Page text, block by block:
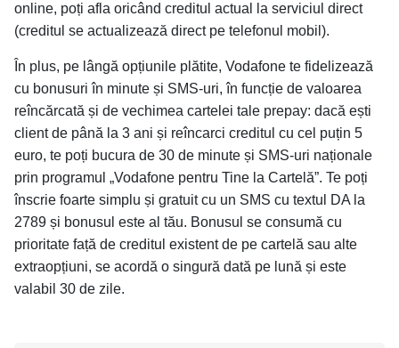
online, poți afla oricând creditul actual la serviciul direct
(creditul se actualizează direct pe telefonul mobil).
În plus, pe lângă opțiunile plătite, Vodafone te fidelizează
cu bonusuri în minute și SMS-uri, în funcție de valoarea
reîncărcată și de vechimea cartelei tale prepay: dacă ești
client de până la 3 ani și reîncarci creditul cu cel puțin 5
euro, te poți bucura de 30 de minute și SMS-uri naționale
prin programul „Vodafone pentru Tine la Cartelă”. Te poți
înscrie foarte simplu și gratuit cu un SMS cu textul DA la
2789 și bonusul este al tău. Bonusul se consumă cu
prioritate față de creditul existent de pe cartelă sau alte
extraopțiuni, se acordă o singură dată pe lună și este
valabil 30 de zile.